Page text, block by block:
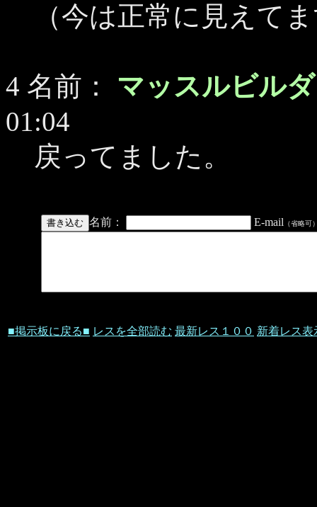
（今は正常に見えて
4 名前：
マッスルビル
01:04
戻ってました。
名前： E-mail （省略可
■掲示板に戻る■ レスを全部読む 最新レス１００ 新着レス表